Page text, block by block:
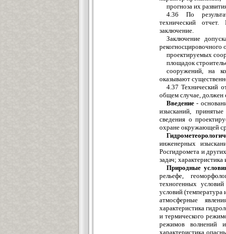
прогноза их
4.36 По
технический отчет.
заключение.
Заключение
рекогносцировочного
проектируемых
площадок
сооружений, на
оказывают
4.37 Технический
общем случае,
Введение -
изысканий,
сведения о
охране окружающей
инженерных
Росгидромета и
задач;
Природные
рельефе,
техногенных
условий (температура
атмосферные
характеристика
и термического
режимов волнений
характеристика